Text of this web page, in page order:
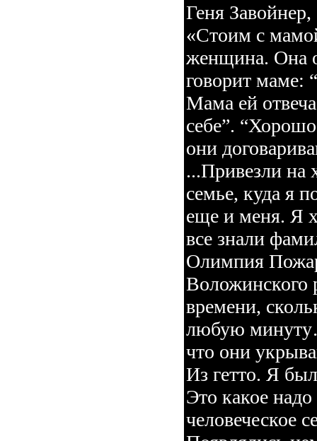
Геня Завойнер,
«Стоим с
женщина. Она
говорит маме:
Мама ей
себе”.
они
...Привезли на
семье, куда я
еще и меня. Я
все знали
Олимпия
Воложинского
времени,
любую
что они
Из гетто. Я
Это какое
человеческое